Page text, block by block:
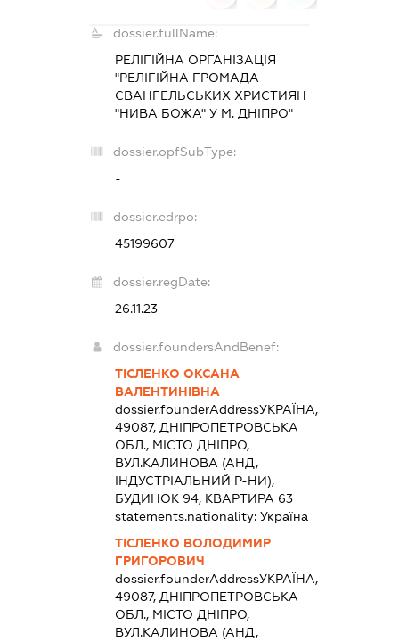
dossier.fullName:
РЕЛІГІЙНА ОРГАНІЗАЦІЯ
"РЕЛІГІЙНА ГРОМАДА
ЄВАНГЕЛЬСЬКИХ ХРИСТИЯН
"НИВА БОЖА" У М. ДНІПРО"
dossier.opfSubType:
-
dossier.edrpo:
45199607
dossier.regDate:
26.11.23
dossier.foundersAndBenef:
ТІСЛЕНКО ОКСАНА
ВАЛЕНТИНІВНА
dossier.founderAddressУКРАЇНА,
49087, ДНІПРОПЕТРОВСЬКА
ОБЛ., МІСТО ДНІПРО,
ВУЛ.КАЛИНОВА (АНД,
ІНДУСТРІАЛЬНИЙ Р-НИ),
БУДИНОК 94, КВАРТИРА 63
statements.nationality:Україна
ТІСЛЕНКО ВОЛОДИМИР
ГРИГОРОВИЧ
dossier.founderAddressУКРАЇНА,
49087, ДНІПРОПЕТРОВСЬКА
ОБЛ., МІСТО ДНІПРО,
ВУЛ.КАЛИНОВА (АНД,